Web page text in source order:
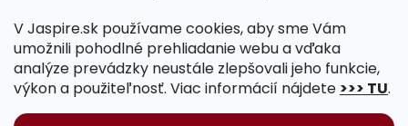
V Jaspire.sk používame cookies, aby sme Vám
umožnili pohodlné prehliadanie webu a vďaka
analýze prevádzky neustále zlepšovali jeho funkcie,
výkon a použiteľnosť. Viac informácií nájdete >>> TU.